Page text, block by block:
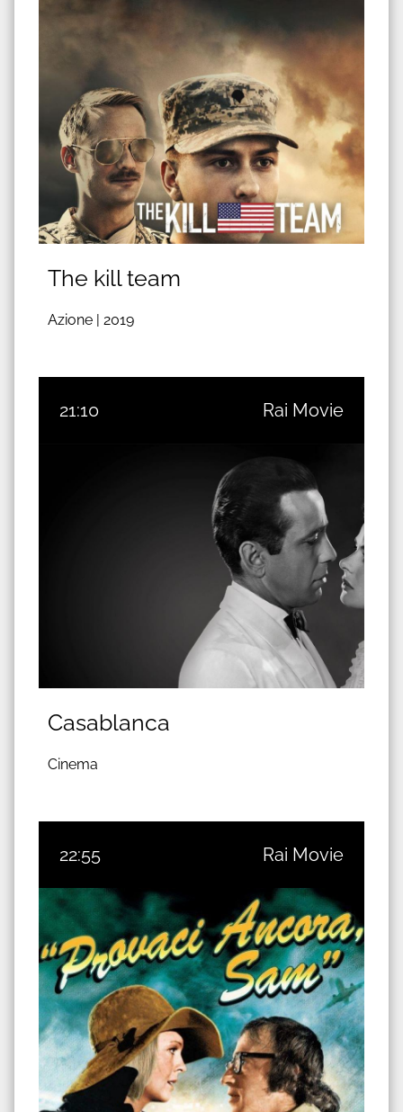
The kill team
Azione | 2019
21:10 Rai Movie
Casablanca
Cinema
22:55 Rai Movie